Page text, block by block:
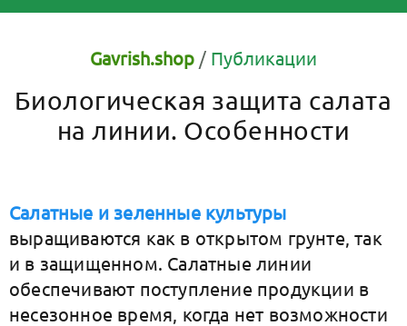
Gavrish.shop / Публикации
Биологическая защита салата
на линии. Особенности
Салатные и зеленные культуры
выращиваются как в открытом грунте, так
и в защищенном. Салатные линии
обеспечивают поступление продукции в
несезонное время, когда нет возможности